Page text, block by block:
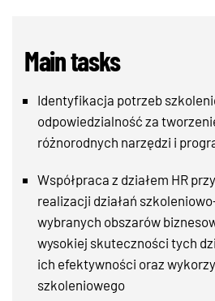
Main tasks
Identyfikacja potrzeb
odpowiedzialność za
różnorodnych narzędzi i
Współpraca z działem HR
realizacji działań
wybranych obszarów
wysokiej skuteczności tych
ich efektywności oraz
szkoleniowego